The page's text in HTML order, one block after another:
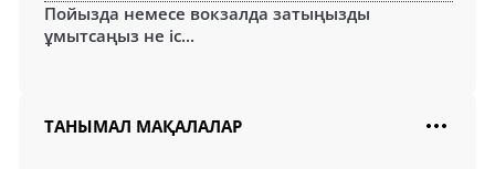
Пойызда немесе вокзалда затыңызды
ұмытсаңыз не іс...
ТАНЫМАЛ МАҚАЛАЛАР